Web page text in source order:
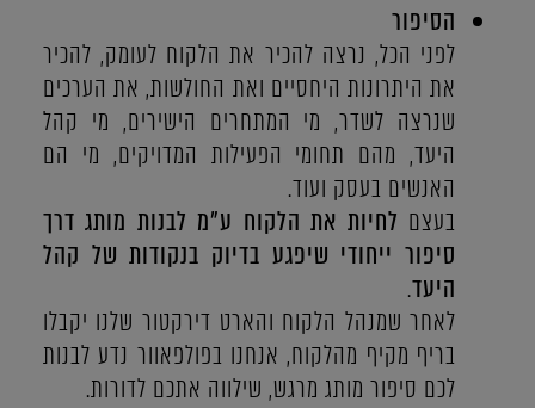
הסיפור
לפני הכל, נרצה להכיר את הלקוח לעומק, להכיר
את היתרונות היחסיים ואת החולשות, את הערכים
שנרצה לשדר, מי המתחרים הישירים, מי קהל
היעד, מהם תחומי הפעילות המדויקים, מי הם
האנשים בעסק ועוד.
בעצם לחיות את הלקוח ע"מ לבנות מותג דרך
סיפור ייחודי שיפגע בדיוק בנקודות של קהל
היעד.
לאחר שמנהל הלקוח והארט דירקטור שלנו יקבלו
בריף מקיף מהלקוח, אנחנו בפולפאוור נדע לבנות
לכם סיפור מותג מרגש, שילווה אתכם לדורות.